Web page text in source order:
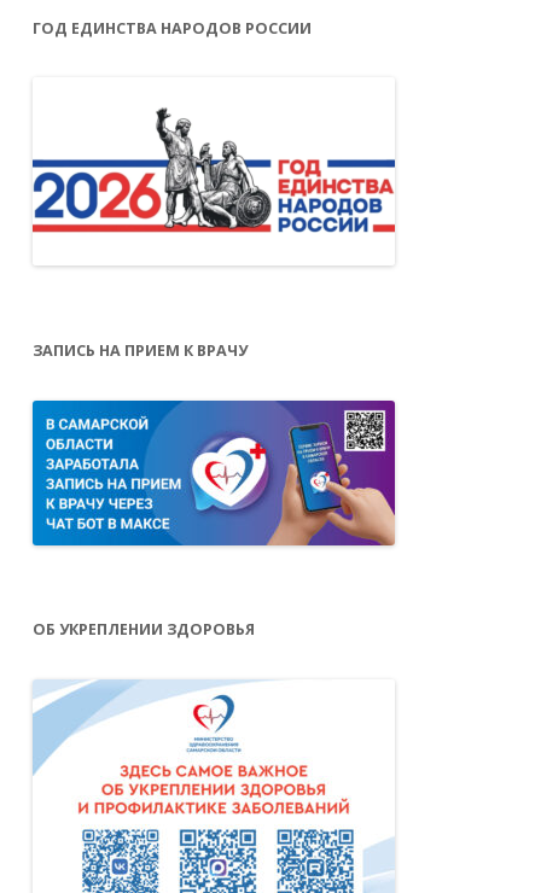
ГОД ЕДИНСТВА НАРОДОВ РОССИИ
ЗАПИСЬ НА ПРИЕМ К ВРАЧУ
ОБ УКРЕПЛЕНИИ ЗДОРОВЬЯ